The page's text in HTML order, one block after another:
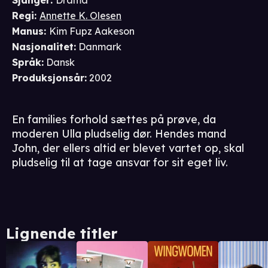
Regi: Annette K. Olesen
Manus: Kim Fupz Aakeson
Nasjonalitet: Danmark
Språk: Dansk
Produksjonsår: 2002
En families forhold sættes på prøve, da
moderen Ulla pludselig dør. Hendes mand
John, der ellers altid er blevet vartet op, skal
pludselig til at tage ansvar for sit eget liv.
Lignende titler